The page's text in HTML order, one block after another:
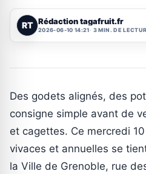
RT Rédaction tagafruit.fr
2026-06-10 14:21 3 MIN. DE
Des godets alignés, des
consigne simple avant de
et cagettes. Ce mercredi
vivaces et annuelles se
la Ville de Grenoble, rue